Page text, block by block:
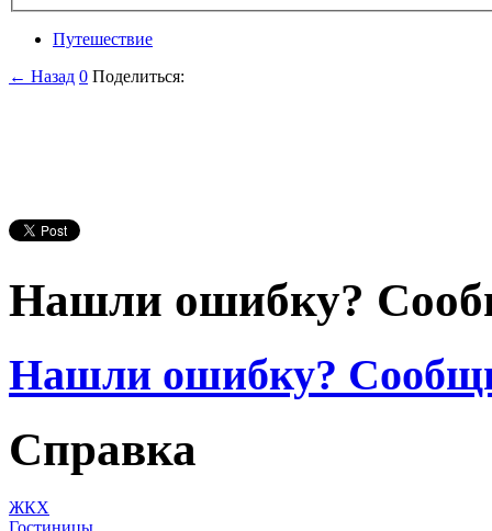
Путешествие
← Назад 0 Поделиться:
Нашли ошибку?
Нашли ошибку?
Справка
ЖКХ
Гостиницы